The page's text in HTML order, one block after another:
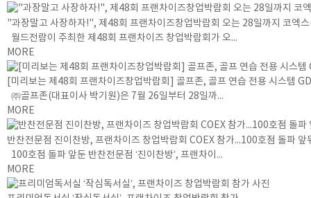
"과장말고 사장하자!", 제48회 프랜차이즈창업박람회 오는 28일까지 코엑
월드전람이 주최한 제48회 프랜차이즈 창업박람회가 오...
MORE
[미리보는 제48회 프랜차이즈창업박람회] 골프존, 골프 연습 전용 시스템
㈜골프존(대표이사 박기원)은 7월 26일부터 28일까...
MORE
반찬전문점 진이찬방, 프랜차이즈 창업박람회 COEX 참가...100호점 돌파 앞
100호점 돌파 앞둔 반찬전문점 ‘진이찬방’, 프랜차이...
MORE